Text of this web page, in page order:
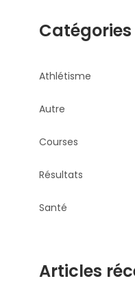
Catégories
Athlétisme
Autre
Courses
Résultats
Santé
Articles